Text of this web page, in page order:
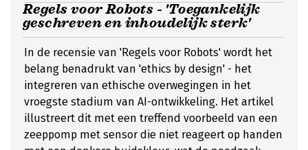
Regels voor Robots - 'Toegankelijk
geschreven en inhoudelijk sterk'
In de recensie van 'Regels voor Robots' wordt het
belang benadrukt van 'ethics by design' - het
integreren van ethische overwegingen in het
vroegste stadium van AI-ontwikkeling. Het artikel
illustreert dit met een treffend voorbeeld van een
zeeppomp met sensor die niet reageert op handen